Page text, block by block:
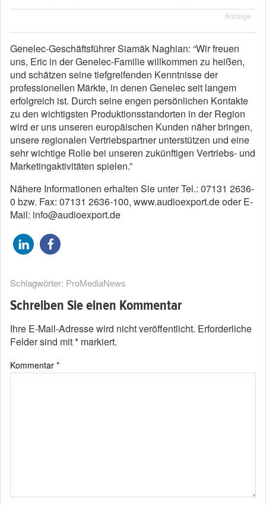
Anzeige
Genelec-Geschäftsführer Siamäk Naghian: “Wir freuen
uns, Eric in der Genelec-Familie willkommen zu heißen,
und schätzen seine tiefgreifenden Kenntnisse der
professionellen Märkte, in denen Genelec seit langem
erfolgreich ist. Durch seine engen persönlichen Kontakte
zu den wichtigsten Produktionsstandorten in der Region
wird er uns unseren europäischen Kunden näher bringen,
unsere regionalen Vertriebspartner unterstützen und eine
sehr wichtige Rolle bei unseren zukünftigen Vertriebs- und
Marketingaktivitäten spielen.”
Nähere Informationen erhalten Sie unter Tel.: 07131 2636-
0 bzw. Fax: 07131 2636-100, www.audioexport.de oder E-
Mail: info@audioexport.de
Schlagwörter: ProMediaNews
Schreiben Sie einen Kommentar
Ihre E-Mail-Adresse wird nicht veröffentlicht. Erforderliche
Felder sind mit* markiert.
Kommentar *